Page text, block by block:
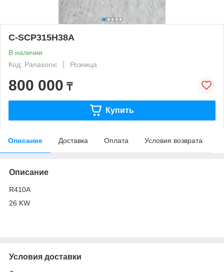
C-SCP315H38A
В наличии
Код: Panasonic
Розница
800 000 ₸
Купить
Описание Доставка Оплата Условия возврата
Описание
R410A
26 KW
Условия доставки